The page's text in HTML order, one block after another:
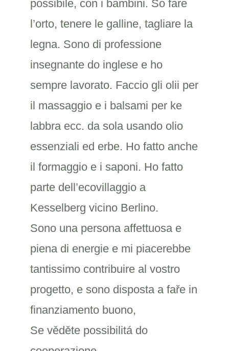
possibile, con i bambini. So fare
l’orto, tenere le galline, tagliare la
legna. Sono di professione
insegnante do inglese e ho
sempre lavorato. Faccio gli olii per
il massaggio e i balsami per ke
labbra ecc. da sola usando olio
essenziali ed erbe. Ho fatto anche
il formaggio e i saponi. Ho fatto
parte dell’ecovillaggio a
Kesselberg vicino Berlino.
Sono una persona affettuosa e
piena di energie e mi piacerebbe
tantissimo contribuire al vostro
progetto, e sono disposta a faře in
finanziamento buono,
Se věděte possibilitá do